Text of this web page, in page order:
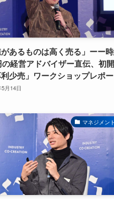
があるものは高く売る」ーー
経営アドバイザー直伝、初開
少売」ワークショップレポ
月14日
マネジメント